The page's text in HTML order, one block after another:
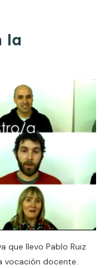
la
que llevo Pablo Ruiz
vocación docente.